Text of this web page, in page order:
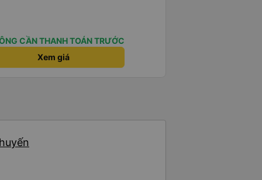
CẦN THANH TOÁN TRƯỚC
Xem giá